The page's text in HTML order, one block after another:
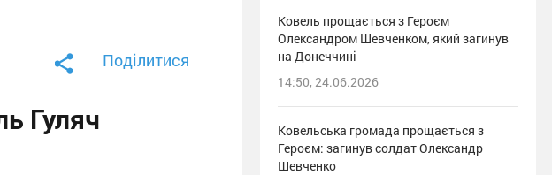
Поділитися
Гуляч
Ковель прощається з Героєм
Олександром Шевченком, який загинув
на Донеччині
14:50, 24.06.2026
Ковельська громада прощається з
Героєм: загинув солдат Олександр
Шевченко